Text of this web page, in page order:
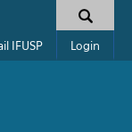
IFUSP Login